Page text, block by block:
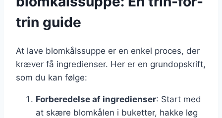
trin guide
At lave blomkålssuppe er en enkel proces, der
kræver få ingredienser. Her er en grundopskrift,
som du kan følge:
Forberedelse af ingredienser: Start med
at skære blomkålen i buketter, hakke løg